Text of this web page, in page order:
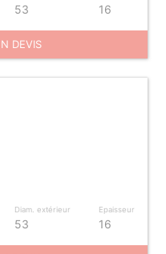
53 16
DEVIS
Diam. extérieur
53
Epaisseur
16